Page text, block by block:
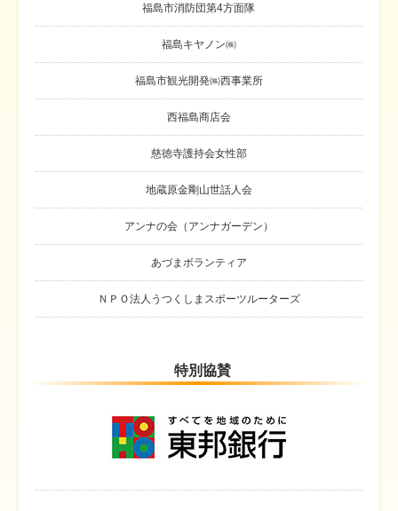
福島市消防団第4方面隊
福島キヤノン㈱
福島市観光開発㈱西事業所
西福島商店会
慈徳寺護持会女性部
地蔵原金剛山世話人会
アンナの会（アンナガーデン）
あづまボランティア
ＮＰＯ法人うつくしまスポーツルーターズ
特別協賛